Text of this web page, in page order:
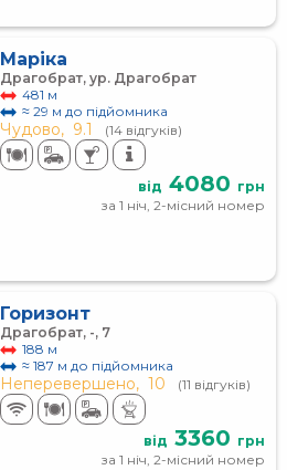
Маріка
Драгобрат, ур. Драгобрат
481 м
≈ 29 м до підйомника
Чудово, 9.1 (14 відгуків)
від 4080 грн
за 1 ніч, 2-місний номер
Горизонт
Драгобрат, -, 7
188 м
≈ 187 м до підйомника
Неперевершено, 10 (11 відгуків)
від 3360 грн
за 1 ніч, 2-місний номер